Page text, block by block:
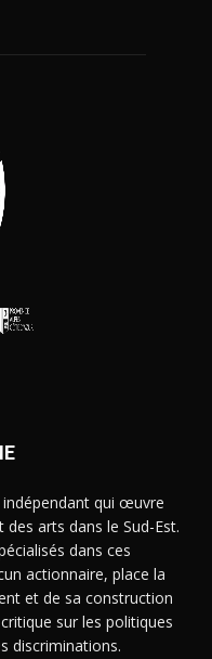
qui œuvre
arts dans le Sud-Est.
dans ces
actionnaire, place la
et de sa construction
sur les politiques
discriminations.